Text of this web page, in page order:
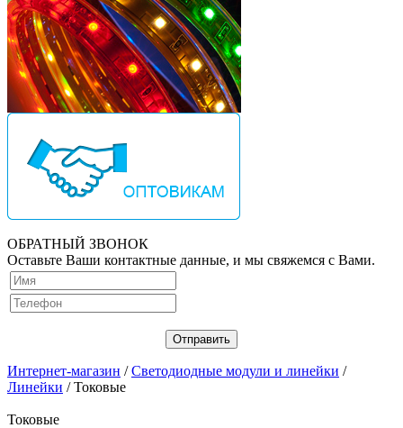
ОБРАТНЫЙ ЗВОНОК
Оставьте Ваши контактные данные, и мы свяжемся с Вами.
Интернет-магазин /Светодиодные модули и линейки /
Линейки / Токовые
Токовые